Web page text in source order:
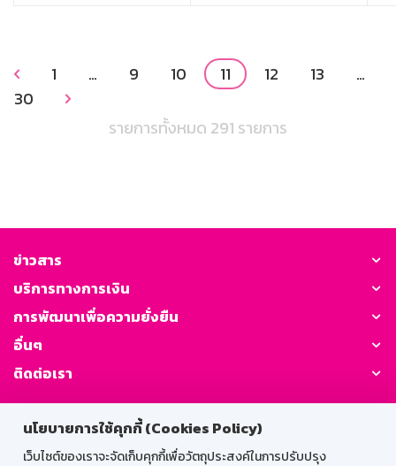
นโยบายการใช้คุกกี้ (Cookies Policy)
เว็บไซต์ของเราจะจัดเก็บคุกกี้เพื่อวัตถุประสงค์ในการปรับปรุง
 1 … 9 10 11 12 13
…
30

รายการทั้งหมด 291 รายการ
ข่าวสาร
บริการทางการเงิน
การพัฒนาเพื่อความยั่งยืน
อื่นๆ
ติดต่อเรา
GSB Society: